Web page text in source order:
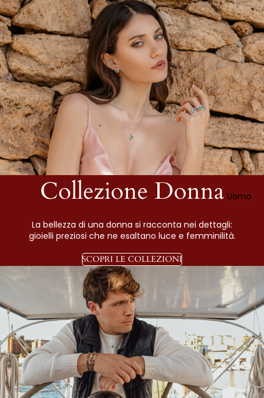
Uomo
Collezione Donna
La bellezza di una donna si racconta nei dettagli:
gioielli preziosi che ne esaltano luce e femminilità.
SCOPRI LE COLLEZIONI